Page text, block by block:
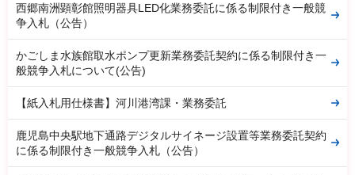
西郷南洲顕彰館照明器具LED化業務委託に係る制限付き一般競
争入札（公告）
かごしま水族館取水ポンプ更新業務委託契約に係る制限付き一
般競争入札について(公告)
【紙入札用仕様書】河川港湾課・業務委託
鹿児島中央駅地下通路デジタルサイネージ設置等業務委託契約
に係る制限付き一般競争入札（公告）